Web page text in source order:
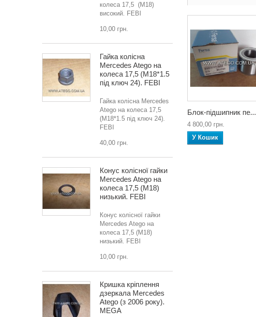
колеса 17,5 (M18)
високий. FEBI
10,00 грн.
Гайка колісна
Mercedes Atego на
колеса 17,5 (M18*1.5
під ключ 24). FEBI
Гайка колісна Mercedes
Atego на колеса 17,5
(M18*1.5 під ключ 24).
FEBI
40,00 грн.
Конус колісної гайки
Mercedes Atego на
колеса 17,5 (M18)
низький. FEBI
Конус колісної гайки
Mercedes Atego на
колеса 17,5 (M18)
низький. FEBI
10,00 грн.
Кришка кріплення
дзеркала Mercedes
Atego (з 2006 року).
MEGA
Блок-підшипник пе...
4 800,00 грн.
У Кошик